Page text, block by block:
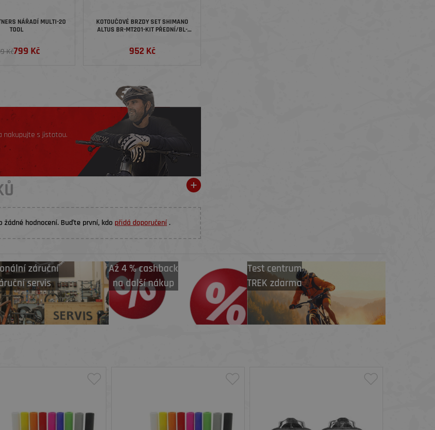
NÁŘADÍ MULTI-20
TOOL
Kč799 Kč
KOTOUČOVÉ BRZDY SET SHIMANO
ALTUS BR-MT201-KIT PŘEDNÍ/BL-
SMBH59/1000MM - ČERNÁ
952 Kč
nakupujte s jistotou.
hodnocení. Buďte první, kdo přidá doporučení.
záruční
servis
Až 4 % cashback
na další nákup
Test centrum
TREK zdarma